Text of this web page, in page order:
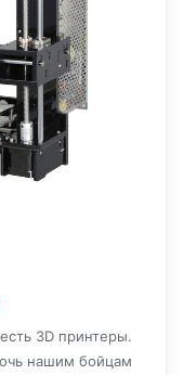
3D принтеры.
нашим бойцам